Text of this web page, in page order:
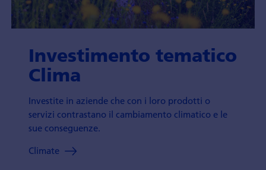
Investimento tematico
Clima
Investite in aziende che con i loro prodotti o
servizi contrastano il cambiamento climatico e le
sue conseguenze.
Climate